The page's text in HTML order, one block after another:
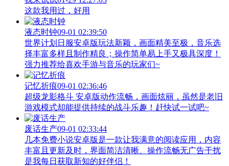
这款我用过，好用
液态时钟09-01 02:39:50
世界计划日服安卓版玩法新颖，画面精美至极，音乐选
择丰富多样且制作精良；操作简单易上手又极具深度！
强力推荐给喜欢手游与音乐的玩家们~
记忆折痕09-01 02:36:46
超级龙影格斗 安卓版动作流畅，画面炫丽，虽然是老旧
游戏模式却能提供持续的战斗乐趣！赶快试一试吧~
废话生产09-01 02:33:44
几本免费小说安卓版是一款让我满意的阅读应用，内容
丰富且更新及时，界面简洁清晰、操作流畅无广告干扰
是我每日获取新知的好伴侣！